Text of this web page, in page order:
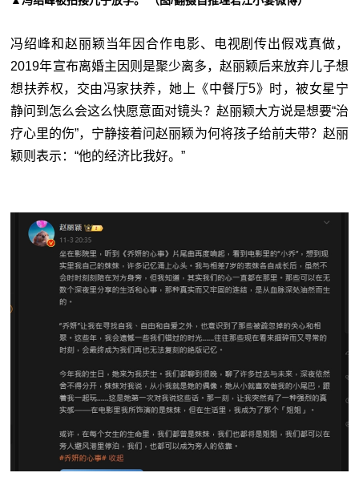
冯绍峰和赵丽颖当年因合作电影、电视剧传出假戏真做，
2019年宣布离婚主因则是聚少离多，赵丽颖后来放弃儿子想
想扶养权，交由冯家扶养，她上《中餐厅5》时，被女星宁
静问到怎么会这么快愿意面对镜头？赵丽颖大方说是想要“治
疗心里的伤”，宁静接着问赵丽颖为何将孩子给前夫带？赵丽
颖则表示：“他的经济比我好。”